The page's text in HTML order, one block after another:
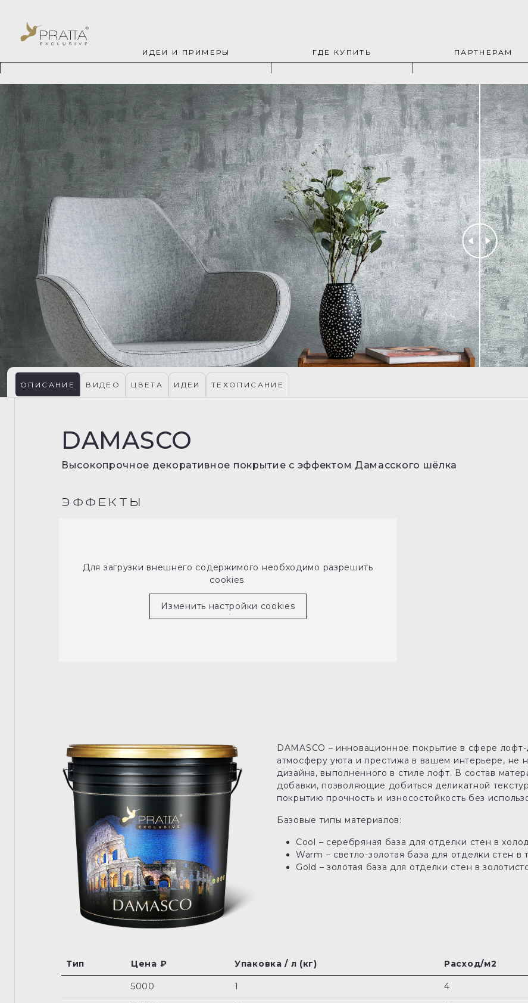
ИДЕИ И ПРИМЕРЫ ГДЕ КУПИТЬ ПАРТНЕРАМ
ОПИСАНИЕ ВИДЕО ЦВЕТА ИДЕИ ТЕХОПИСАНИЕ
DAMASCO
Высокопрочное декоративное покрытие с эффектом Дамасского шёлка
ЭФФЕКТЫ
Для загрузки внешнего содержимого необходимо разрешить
cookies.
Изменить настройки cookies
DAMASCO – инновационное покрытие в сфере
атмосферу уюта и престижа в вашем интерьере, не
дизайна, выполненного в стиле лофт. В состав
добавки, позволяющие добиться деликатной
покрытию прочность и износостойкость без
Базовые типы материалов:
Cool – серебряная база для отделки стен в
Warm – светло-золотая база для отделки стен в
Gold – золотая база для отделки стен в
Тип Цена ₽ Упаковка / л (кг) Расход/м2
5000 1 4